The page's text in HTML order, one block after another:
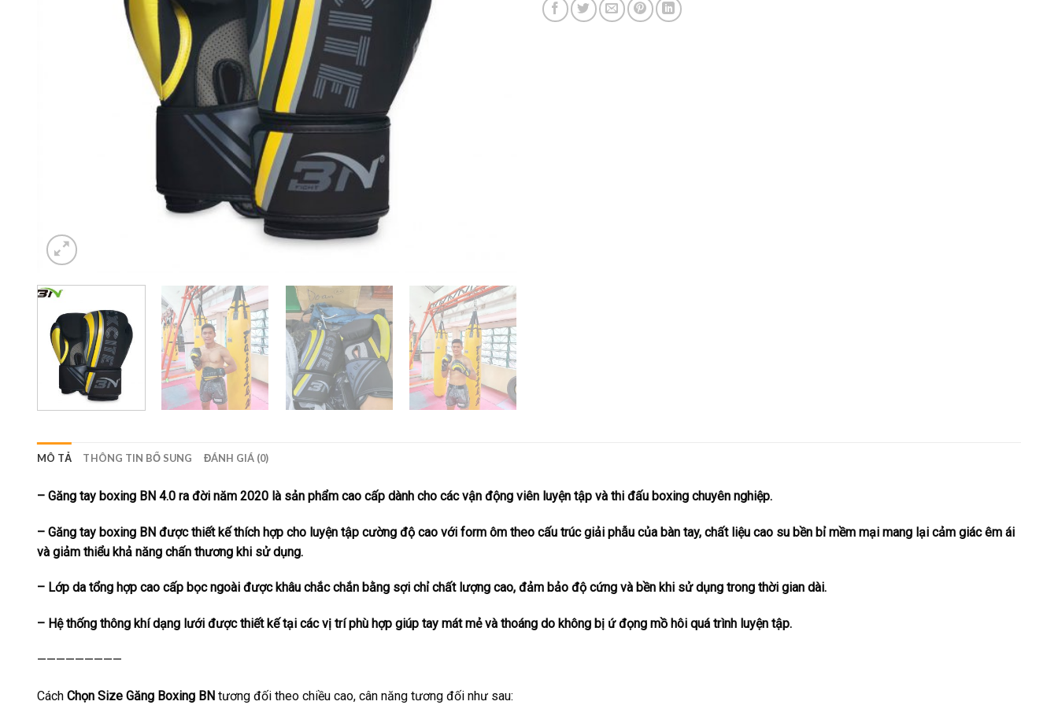
MÔ TẢ THÔNG TIN BỔ SUNG ĐÁNH GIÁ (0)
– Găng tay boxing BN 4.0 ra đời năm 2020 là sản phẩm cao cấp dành cho các vận động viên luyện tập và thi đấu boxing chuyên nghiệp.
– Găng tay boxing BN được thiết kế thích hợp cho luyện tập cường độ cao với form ôm theo cấu trúc giải phẫu của bàn tay, chất liệu cao su bền bỉ mềm mại mang lại cảm giác êm ái
và giảm thiểu khả năng chấn thương khi sử dụng.
– Lớp da tổng hợp cao cấp bọc ngoài được khâu chắc chắn bằng sợi chỉ chất lượng cao, đảm bảo độ cứng và bền khi sử dụng trong thời gian dài.
– Hệ thống thông khí dạng lưới được thiết kế tại các vị trí phù hợp giúp tay mát mẻ và thoáng do không bị ứ đọng mồ hôi quá trình luyện tập.
—————————
Cách Chọn Size Găng Boxing BN tương đối theo chiều cao, cân năng tương đối như sau: